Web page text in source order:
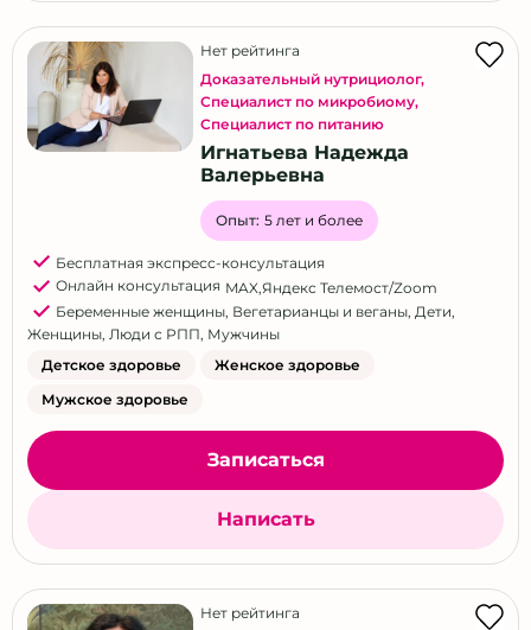
Нет рейтинга
Доказательный нутрициолог,
Специалист по микробиому,
Специалист по питанию
Игнатьева Надежда
Валерьевна
Опыт: 5 лет и более
Бесплатная экспресс-консультация
Онлайн консультация MAX,Яндекс Телемост/Zoom
Беременные женщины, Вегетарианцы и веганы, Дети,
Женщины, Люди с РПП, Мужчины
Детское здоровье
Женское здоровье
Мужское здоровье
Записаться
Написать
Нет рейтинга